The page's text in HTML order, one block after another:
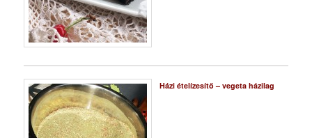
Házi ételízesítő – vegeta házilag